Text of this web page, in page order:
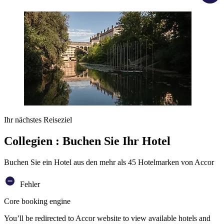
Ihr nächstes Reiseziel
Collegien : Buchen Sie Ihr Hotel
Buchen Sie ein Hotel aus den mehr als 45 Hotelmarken von Accor
Fehler
Core booking engine
You’ll be redirected to Accor website to view available hotels and